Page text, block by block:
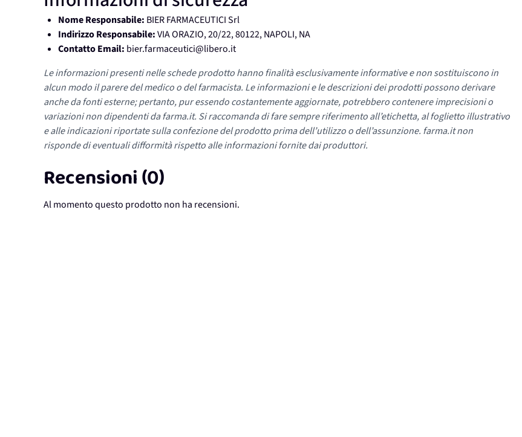
Nome Responsabile: BIER FARMACEUTICI Srl
Indirizzo Responsabile:VIA ORAZIO, 20/22, 80122, NAPOLI, NA
Contatto Email: bier.farmaceutici@libero.it
Le informazioni presenti nelle schede prodotto hanno finalità esclusivamente informative e non sostituiscono in
alcun modo il parere del medico o del farmacista. Le informazioni e le descrizioni dei prodotti possono derivare
anche da fonti esterne; pertanto, pur essendo costantemente aggiornate, potrebbero contenere imprecisioni o
variazioni non dipendenti da farma.it. Si raccomanda di fare sempre riferimento all’etichetta, al foglietto illustrativo
e alle indicazioni riportate sulla confezione del prodotto prima dell’utilizzo o dell’assunzione. farma.it non
risponde di eventuali difformità rispetto alle informazioni fornite dai produttori.
Recensioni (0)
Al momento questo prodotto non ha recensioni.